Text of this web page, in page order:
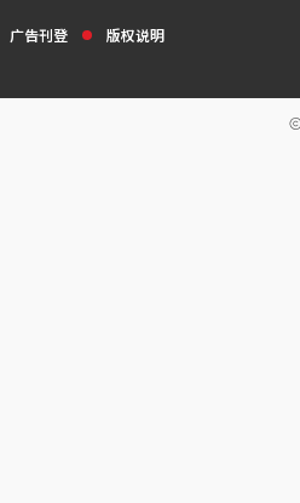
广告刊登 版权说明